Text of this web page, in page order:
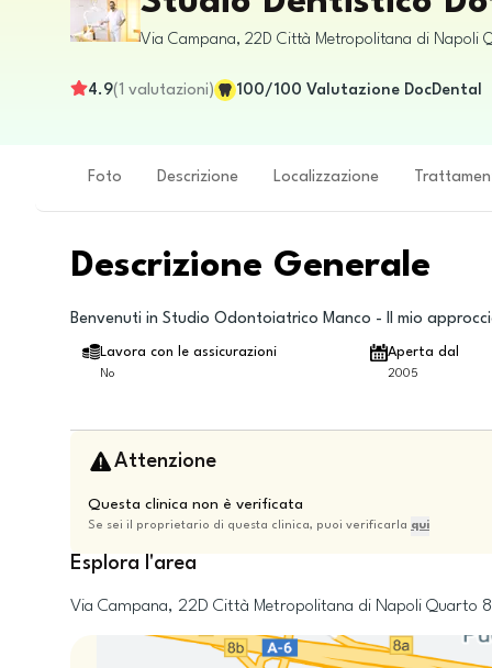
Via Campana, 22D Città Metropolitana di Napoli
4.9(1 valutazioni) 100/100 Valutazione DocDental
Foto Descrizione Localizzazione
Descrizione Generale
Benvenuti in Studio Odontoiatrico Manco - Il mio
Lavora con le assicurazioni
No
Aperta dal
2005
Attenzione
Questa clinica non è verificata
Se sei il proprietario di questa clinica, puoi verificarla qui
Esplora l'area
Via Campana, 22D Città Metropolitana di Napoli Quarto